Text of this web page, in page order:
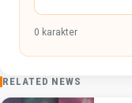
0 karakter
RELATED NEWS